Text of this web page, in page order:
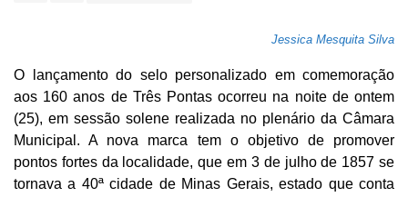
Jessica Mesquita Silva
O lançamento do selo personalizado em comemoração
aos 160 anos de Três Pontas ocorreu na noite de ontem
(25), em sessão solene realizada no plenário da Câmara
Municipal. A nova marca tem o objetivo de promover
pontos fortes da localidade, que em 3 de julho de 1857 se
tornava a 40ª cidade de Minas Gerais, estado que conta